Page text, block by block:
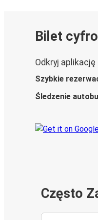
Bilet
Odkryj aplikację
Szybkie
Śledzenie
Często